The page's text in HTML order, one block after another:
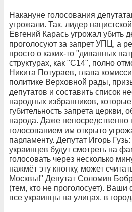
Накануне голосования
угрожали. Так, лидер
Евгений Карась угрожал убить
проголосуют за запрет УПЦ, а
просто о каких-то "диванных
структурах, как "С14", полно
Никита Потураев, глава
политике Верховной рады,
депутатов и составить список
народных избранников,
губительность запрета церкви,
народа. Даже непосредственно
голосованием им открыто
парламенту. Депутат Игорь
украинцев будут смотреть на
голосовать через несколько
нажмёт эту кнопку, может
Москвы!" Депутат Соломия
(тем, кто не проголосует). Ваши
все украинцы на улицах, в